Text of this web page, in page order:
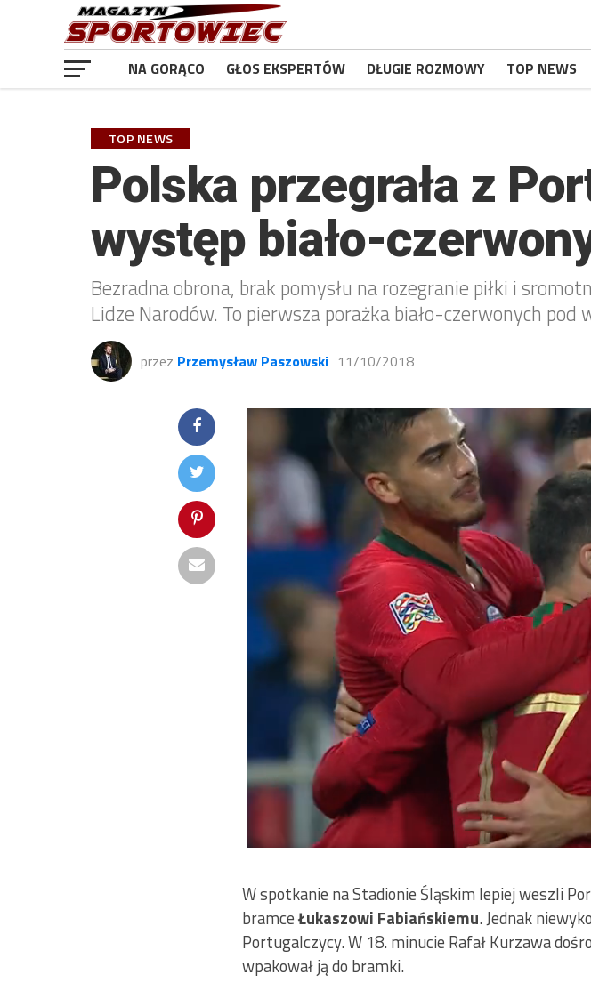
NA GORĄCO GŁOS EKSPERTÓW DŁUGIE ROZMOWY TOP NEWS
TOP NEWS
Polska przegrała z
występ biało-
Bezradna obrona, brak pomysłu na rozegranie piłki i
Lidze Narodów. To pierwsza porażka biało-czerwonych pod
przez Przemysław Paszowski 11/10/2018
W spotkanie na Stadionie Śląskim lepiej weszli
bramceŁukaszowi Fabiańskiemu. Jednak
Portugalczycy. W 18. minucie Rafał Kurzawa
wpakował ją do bramki.